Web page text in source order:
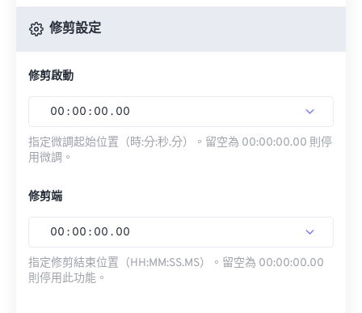
修剪設定
修剪啟動
00 : 00 : 00 . 00
指定微調起始位置（時:分:秒.分）。留空為 00:00:00.00 則停
用微調。
修剪端
00 : 00 : 00 . 00
指定修剪結束位置（HH:MM:SS.MS）。留空為 00:00:00.00
則停用此功能。